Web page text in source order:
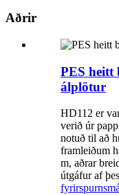
Aðrir
PES
álplötur
HD112 er
verið úr
notuð til að
framleiðum
m, aðrar
útgáfur af
fyrirspurn